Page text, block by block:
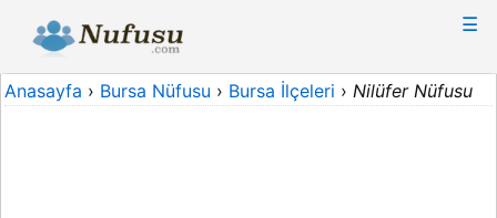
☰
Anasayfa › Bursa Nüfusu › Bursa İlçeleri › Nilüfer Nüfusu